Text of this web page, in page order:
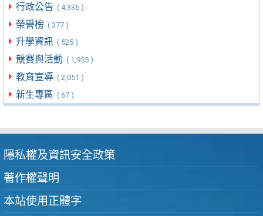
行政公告 ( 4,336 )
榮譽榜 ( 377 )
升學資訊 ( 525 )
競賽與活動 ( 1,955 )
教育宣導 ( 2,051 )
新生專區 ( 67 )
隱私權及資訊安全政策
著作權聲明
本站使用正體字